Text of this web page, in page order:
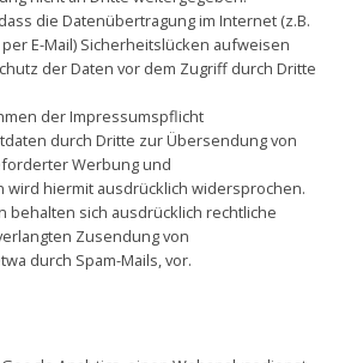
die Datenübertragung im Internet (z.B.
E-Mail) Sicherheitslücken aufweisen
der Daten vor dem Zugriff durch Dritte
der Impressumspflicht
durch Dritte zur Übersendung von
Werbung und
wird hiermit ausdrücklich widersprochen.
behalten sich ausdrücklich rechtliche
Zusendung von
durch Spam-Mails, vor.